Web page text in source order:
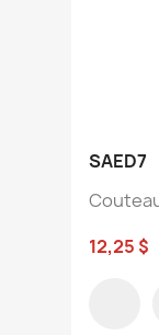
SAED7
12,25 $